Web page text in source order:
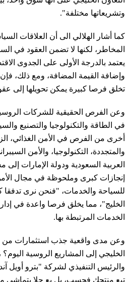
وتشريعاتها مختلفة".
كما أشار الهلالي الى أن العلاقات
المخاطر، لكنها لا تضمن العقود في
يعتمد بالدرجة الأولى على الجدوى
وإضافة القيمة المضافة، ومع ذلك، فإن
تخلق فرصا كبيرة يمكن تحويلها إلى
وعن الفرص الحقيقية للشركات الروسية
في الطاقة والتكنولوجيا والتصنيع
أخرى من الفرص في الأمن الغذائي،
والمتجددة، التكنولوجيا، والأمن
العربية السعودية ودولة الإمارات
إنجازات كبرى وملحوظة في مجال الأمن
للسياحة والخدمات، "فنحن نرى تدفقا
الخليج"، مما يخلق فرصا واعدة في
الخدمات المرتبطة بها.
وعن مدى واقعية جذب استثمارات من
الخليجي إلى المشاريع الروسية
والرئيس التنفيذي لشركة "بترو أويل